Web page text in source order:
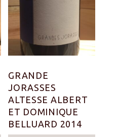
GRANDE
JORASSES
ALTESSE ALBERT
ET DOMINIQUE
BELLUARD 2014